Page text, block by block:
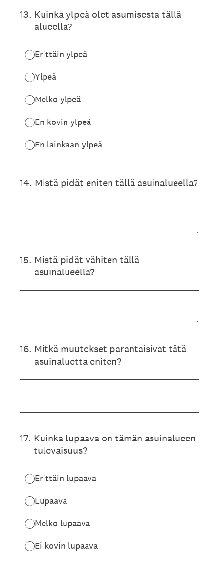
13. Kuinka ylpeä olet asumisesta tällä
alueella?
Erittäin ylpeä
Ylpeä
Melko ylpeä
En kovin ylpeä
En lainkaan ylpeä
14. Mistä pidät eniten tällä asuinalueella?
15. Mistä pidät vähiten tällä
asuinalueella?
16. Mitkä muutokset parantaisivat tätä
asuinaluetta eniten?
17. Kuinka lupaava on tämän asuinalueen
tulevaisuus?
Erittäin lupaava
Lupaava
Melko lupaava
Ei kovin lupaava